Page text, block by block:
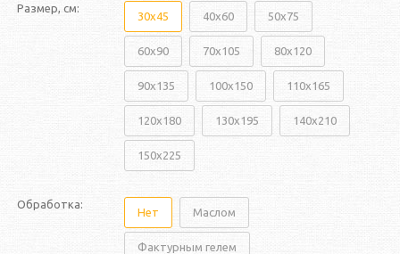
Размер, см:
30x45 40x60 50x75
60x90 70x105 80x120
90x135 100x150 110x165
120x180 130x195 140x210
150x225
Обработка:
Нет Маслом
Фактурным гелем